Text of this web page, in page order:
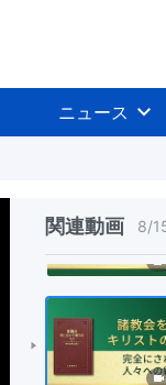
ニュース
関連動画 8/